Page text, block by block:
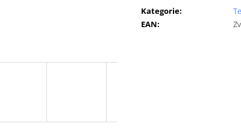
Kategorie:
EAN: